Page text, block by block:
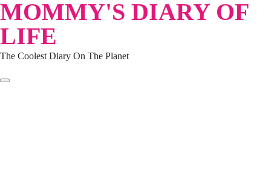
Skip
to
content
MOMMY'S DIARY OF
LIFE
The Coolest Diary On The Planet